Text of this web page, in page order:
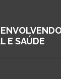
E SAÚDE